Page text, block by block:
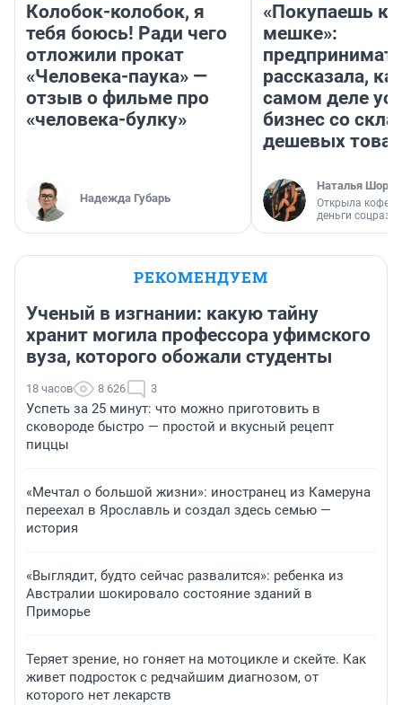
Колобок-колобок, я
тебя боюсь! Ради чего
отложили прокат
«Человека-паука» —
отзыв о фильме про
«человека-булку»
Надежда Губарь
«Покупаешь
мешке»:
рассказала,
самом деле
бизнес со
дешевых
Наталья
Открыла
деньги
РЕКОМЕНДУЕМ
Ученый в изгнании: какую тайну
хранит могила профессора уфимского
вуза, которого обожали студенты
18 часов 8 626 3
Успеть за 25 минут: что можно приготовить в
сковороде быстро — простой и вкусный рецепт
пиццы
«Мечтал о большой жизни»: иностранец из Камеруна
переехал в Ярославль и создал здесь семью —
история
«Выглядит, будто сейчас развалится»: ребенка из
Австралии шокировало состояние зданий в
Приморье
Теряет зрение, но гоняет на мотоцикле и скейте. Как
живет подросток с редчайшим диагнозом, от
которого нет лекарств